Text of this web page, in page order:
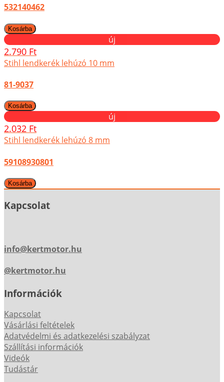
532140462
új
2.790 Ft
Stihl lendkerék lehúzó 10 mm
81-9037
új
2.032 Ft
Stihl lendkerék lehúzó 8 mm
59108930801
Kapcsolat
info@kertmotor.hu
@kertmotor.hu
Információk
Kapcsolat
Vásárlási feltételek
Adatvédelmi és adatkezelési szabályzat
Szállítási információk
Videók
Tudástár